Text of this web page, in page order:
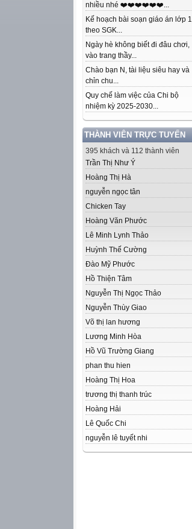
nhiều nhé ❤️❤️❤️❤️❤️❤️...
Kế hoạch bài soạn giáo án lớp 1
theo SGK...
Ngày hè không biết đi đâu chơi,
vào trang thầy...
Chào bạn N, tài liệu siêu hay và
chỉn chu...
Quy chế làm việc của Chi bộ
nhiệm kỳ 2025-2030...
THÀNH VIÊN TRỰC TUYẾN
395 khách và 112 thành viên
Trần Thị Như Ý
Hoàng Thị Hà
nguyễn ngọc tân
Chicken Tay
Hoàng Văn Phước
Lê Minh Lynh Thảo
Huỳnh Thế Cường
Đào Mỹ Phước
Hồ Thiện Tâm
Nguyễn Thị Ngọc Thảo
Nguyễn Thùy Giao
Võ thị lan hương
Lương Minh Hòa
Hồ Vũ Trường Giang
phan thu hien
Hoàng Thị Hoa
trương thị thanh trúc
Hoàng Hải
Lê Quốc Chi
nguyễn lê tuyết nhi